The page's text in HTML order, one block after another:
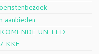
aanbieden
UNITED
KKF